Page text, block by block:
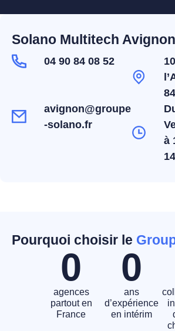
Solano Multitech Avignon
04 90 84 08 52
avignon@groupe
-solano.fr
à
Pourquoi choisir le
agences
partout en
France
0
ans
d’expérience
en intérim
0